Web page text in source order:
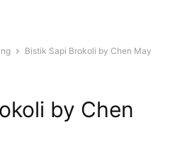
Bistik Sapi Brokoli by Chen May
by Chen